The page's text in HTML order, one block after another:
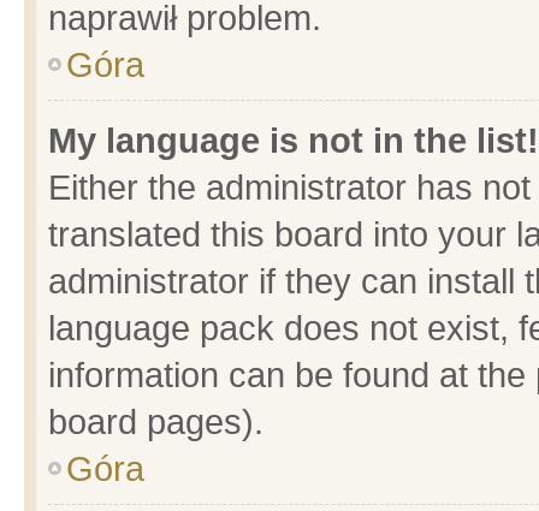
naprawił problem.
Góra
My language is not in the list!
Either the administrator has
translated this board into your
administrator if they can install
language pack does not exist,
information can be found at
board pages).
Góra